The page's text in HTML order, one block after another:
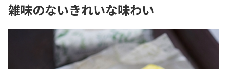
雑味のないきれいな味わい